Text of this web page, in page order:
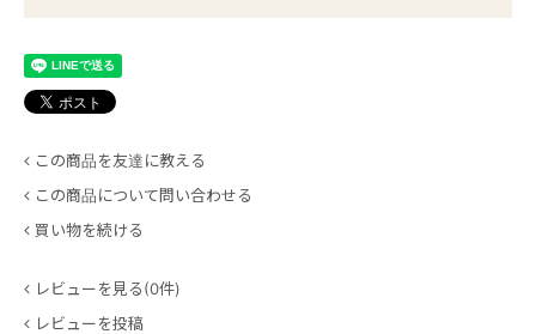
この商品を友達に教える
この商品について問い合わせる
買い物を続ける
レビューを見る(0件)
レビューを投稿